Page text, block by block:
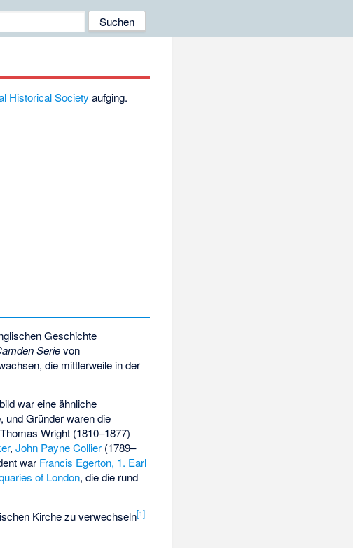
Historical Society aufging.
Geschichte
Serievon
die mittlerweile in der
war eine ähnliche
und Gründer waren die
Wright (1810–1877)
,John Payne Collier (1789–
war Francis Egerton, 1. Earl
of London, die die rund
Kirche zu verwechseln[1]